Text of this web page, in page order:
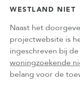
WESTLAND NIET
Naast het
projectwebsite is
ingeschreven bij de
woningzoekende
belang voor de